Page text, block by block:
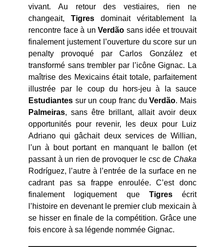
vivant. Au retour des vestiaires, rien ne
changeait, Tigres dominait véritablement la
rencontre face à un Verdão sans idée et trouvait
finalement justement l’ouverture du score sur un
penalty provoqué par Carlos González et
transformé sans trembler par l’icône Gignac. La
maîtrise des Mexicains était totale, parfaitement
illustrée par le coup du hors-jeu à la sauce
Estudiantes sur un coup franc duVerdão. Mais
Palmeiras, sans être brillant, allait avoir deux
opportunités pour revenir, les deux pour Luiz
Adriano qui gâchait deux services de Willian,
l’un à bout portant en manquant le ballon (et
passant à un rien de provoquer le csc de Chaka
Rodríguez, l’autre à l’entrée de la surface en ne
cadrant pas sa frappe enroulée. C’est donc
finalement logiquement que Tigresécrit
l’histoire en devenant le premier club mexicain à
se hisser en finale de la compétition. Grâce une
fois encore à sa légende nommée Gignac.